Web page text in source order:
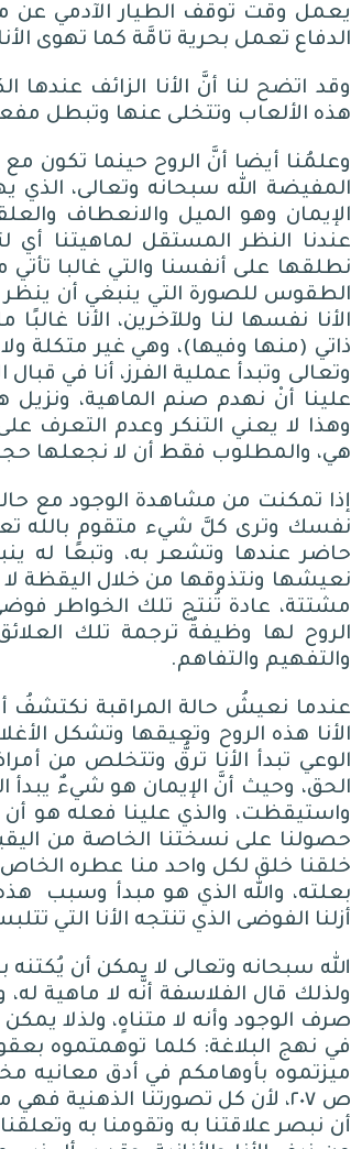
يعمل وقت توقف الطيار الآدمي عن
الدفاع تعمل بحرية تامَّة كما تهوى
وقد اتضح لنا أنَّ الأنا الزائف
هذه الألعاب وتتخلى عنها وتبطل
وعلمُنا أيضا أنَّ الروح حينما تكون مع
المفيضة الله سبحانه وتعالى،
الإيمان وهو الميل والانعطاف
عندنا النظر المستقل لماهيتنا أي
نطلقها على أنفسنا والتي غالبا
الطقوس للصورة التي ينبغي أن ينظر
الأنا نفسها لنا وللآخرين، الأنا
ذاتي ( منها وفيها )، وهي غير متكلة
وتعالى وتبدأ عملية الفرز، أنا في
علينا أنْ نهدم صنم الماهية، ونزيل
وهذا لا يعني التنكر وعدم التعرف
هي، والمطلوب فقط أن لا نجعلها
إذا تمكنت من مشاهدة الوجود مع
نفسك وترى كلَّ شيء متقوم بالله
حاضر عندها وتشعر به، وتبعًا له
نعيشها ونتذوقها من خلال اليقظة لا
مشتتة، عادة تُنتج تلك الخواطر
الروح لها وظيفةُ ترجمة تلك
والتفهيم والتفاهم.
عندما نعيشُ حالة المراقبة نكتشفُ
الأنا هذه الروح وتعيقها وتشكل
الوعي تبدأ الأنا ترقُّ وتتخلص من
الحق، وحيث أنَّ الإيمان هو شيءٌ
واستيقظت، والذي علينا فعله هو
حصولنا على نسختنا الخاصة من
خلقنا خلق لكل واحد منا عطره
بعلته، والله الذي هو مبدأ وسبب
أزلنا الفوضى الذي تنتجه الأنا التي
الله سبحانه وتعالى لا يمكن أن
ولذلك قال الفلاسفة أنَّه لا ماهية
صرف الوجود وأنه لا متناهٍ، ولذلا
في نهج البلاغة: كلما توهمتموه
ميزتموه بأوهامكم في أدق معانيه
ص ٢٠٧، لأن كل تصورتنا الذهنية
أن نبصر علاقتنا به وتقومنا به